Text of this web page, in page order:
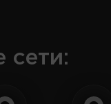
сети: